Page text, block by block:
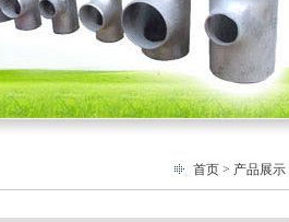
首页 > 产品展示